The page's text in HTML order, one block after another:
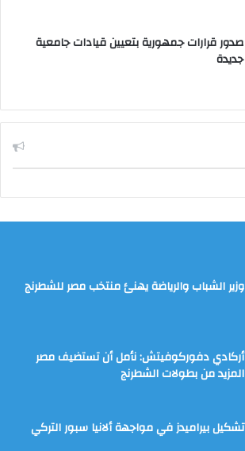
صدور قرارات جمهورية بتعيين قيادات جامعية
جديدة
وزير الشباب والرياضة يهنئ منتخب مصر للشطرنج
أركادي دفوركوفيتش: نأمل أن تستضيف مصر
المزيد من بطولات الشطرنج
تشكيل بيراميدز في مواجهة ألانيا سبور التركي